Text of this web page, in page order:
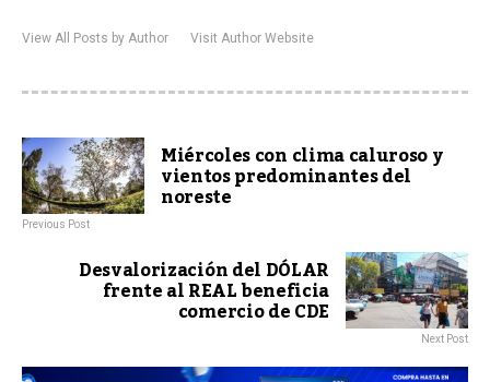
View All Posts by Author Visit Author Website
Miércoles con clima caluroso y
vientos predominantes del
noreste
Previous Post
Desvalorización del DÓLAR
frente al REAL beneficia
comercio de CDE
Next Post